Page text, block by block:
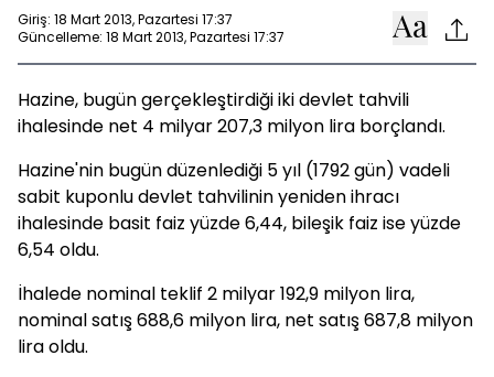
Giriş: 18 Mart 2013, Pazartesi 17:37
Güncelleme: 18 Mart 2013, Pazartesi 17:37
Hazine, bugün gerçekleştirdiği iki devlet tahvili
ihalesinde net 4 milyar 207,3 milyon lira borçlandı.
Hazine'nin bugün düzenlediği 5 yıl (1792 gün) vadeli
sabit kuponlu devlet tahvilinin yeniden ihracı
ihalesinde basit faiz yüzde 6,44, bileşik faiz ise yüzde
6,54 oldu.
İhalede nominal teklif 2 milyar 192,9 milyon lira,
nominal satış 688,6 milyon lira, net satış 687,8 milyon
lira oldu.